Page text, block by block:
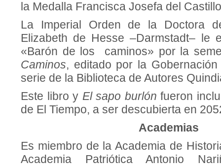
la Medalla Francisca Josefa del
La Imperial Orden de la Doctora
Elizabeth de Hesse –Darmstadt– le
«Barón de los caminos» por la
Caminos, editado por la
serie de la Biblioteca de Autores
Este libro y El sapo burlón fueron
de El Tiempo, a ser descubierta en
Academias
Es miembro de la Academia de
Academia Patriótica Antonio